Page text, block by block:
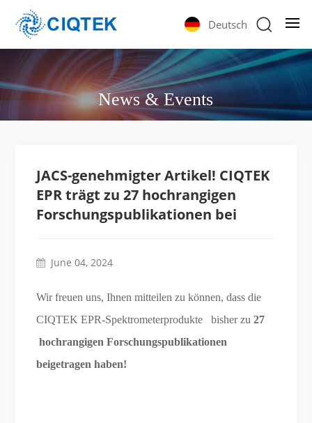
Deutsch
News & Events
JACS-genehmigter Artikel! CIQTEK
EPR trägt zu 27 hochrangigen
Forschungspublikationen bei
June 04, 2024
Wir freuen uns, Ihnen mitteilen zu können, dass die
CIQTEK EPR-Spektrometerprodukte bisher zu27
hochrangigen Forschungspublikationen
beigetragen haben!